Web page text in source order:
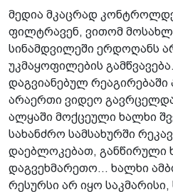
მედია მკაცრად
ფილტრავენ, ვითომ
სინამდვილეში ერდოღანს
უკმაყოფილების
დაგვიანებულ რეაგირებაში
არაერთი ვიდეო
ალყაში მოქცეული ხალხი
სახანძრო სამსახურში
დაებლოკებათ, განწირული
დაგვეხმარეთო... ხალხი
რესურსი არ იყო